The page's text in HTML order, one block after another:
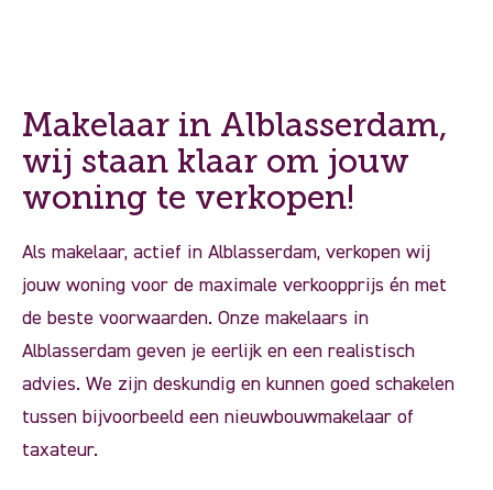
Makelaar in Alblasserdam,
wij staan klaar om jouw
woning te verkopen!
Als makelaar, actief in Alblasserdam, verkopen wij
jouw woning voor de maximale verkoopprijs én met
de beste voorwaarden. Onze makelaars in
Alblasserdam geven je eerlijk en een realistisch
advies. We zijn deskundig en kunnen goed schakelen
tussen bijvoorbeeld een nieuwbouwmakelaar of
taxateur.